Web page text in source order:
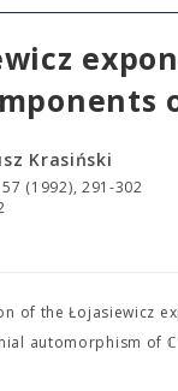
Krasiński
(1992), 291-302
of the Łojasiewicz
automorphism of